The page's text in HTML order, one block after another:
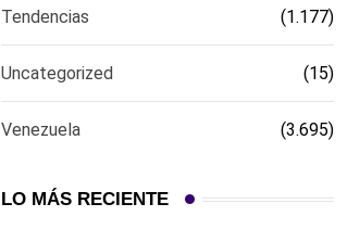
Tendencias (1.177)
Uncategorized (15)
Venezuela (3.695)
LO MÁS RECIENTE